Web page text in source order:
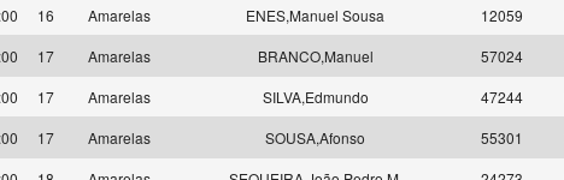
16 Amarelas ENES,Manuel Sousa 12059
17 Amarelas BRANCO,Manuel 57024
17 Amarelas SILVA,Edmundo 47244
17 Amarelas SOUSA,Afonso 55301